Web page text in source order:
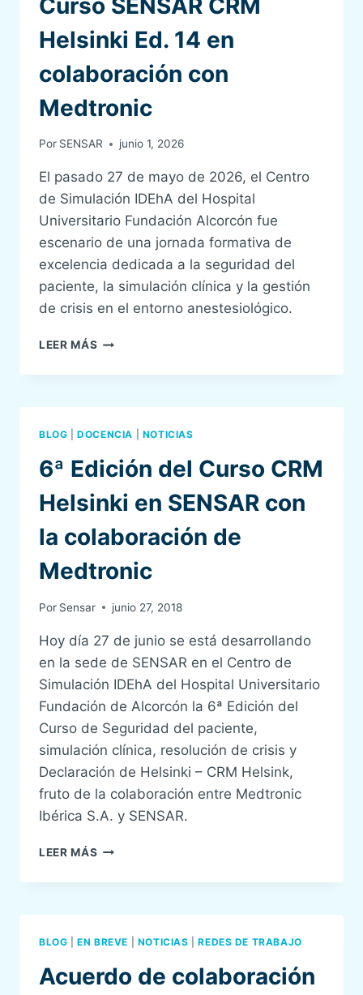
Curso SENSAR CRM
Helsinki Ed. 14 en
colaboración con
Medtronic
Por SENSAR junio 1, 2026
El pasado 27 de mayo de 2026, el Centro
de Simulación IDEhA del Hospital
Universitario Fundación Alcorcón fue
escenario de una jornada formativa de
excelencia dedicada a la seguridad del
paciente, la simulación clínica y la gestión
de crisis en el entorno anestesiológico.
LEER MÁS CURSO
CRM
COLABORACIÓN
CON
MEDTRONIC
BLOG |DOCENCIA NOTICIAS
6ª Edición del Curso CRM
Helsinki en SENSAR con
la colaboración de
Medtronic
Por Sensar junio 27, 2018
Hoy día 27 de junio se está desarrollando
en la sede de SENSAR en el Centro de
Simulación IDEhA del Hospital Universitario
Fundación de Alcorcón la 6ª Edición del
Curso de Seguridad del paciente,
simulación clínica, resolución de crisis y
Declaración de Helsinki – CRM Helsink,
fruto de la colaboración entre Medtronic
Ibérica S.A. y SENSAR.
LEER MÁS
DEL
HELSINKI
SENSAR
CON
BLOG |EN BREVE NOTICIAS |REDES DE TRABAJO
Acuerdo de colaboración